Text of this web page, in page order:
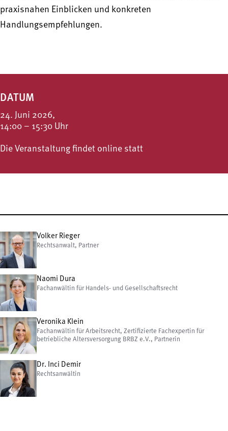
praxisnahen Einblicken und konkreten
Handlungsempfehlungen.
DATUM
24. Juni 2026,
14:00 – 15:30 Uhr
Die Veranstaltung findet online statt
Volker Rieger
Rechtsanwalt, Partner
Naomi Dura
Fachanwältin für Handels- und Gesellschaftsrecht
Veronika Klein
Fachanwältin für Arbeitsrecht, Zertifizierte Fachexpertin für
betriebliche Altersversorgung BRBZ e.V., Partnerin
Dr. Inci Demir
Rechtsanwältin